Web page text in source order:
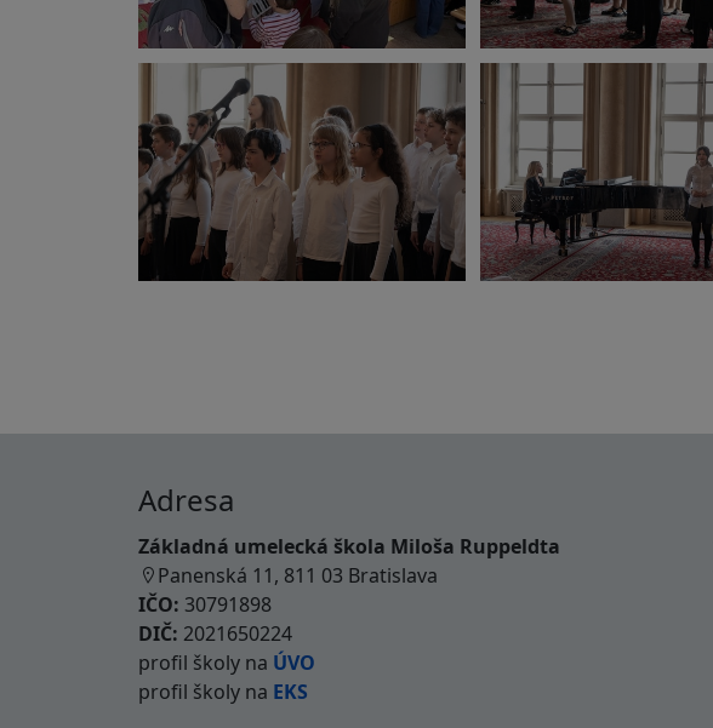
Adresa
Základná umelecká škola Miloša Ruppeldta
Panenská 11, 811 03 Bratislava
IČO: 30791898
DIČ: 2021650224
profil školy na ÚVO
profil školy na EKS